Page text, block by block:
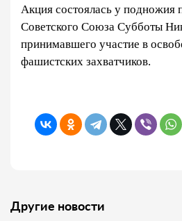
Акция состоялась у подножия
Советского Союза Субботы
принимавшего участие в
фашистских захватчиков.
Другие новости